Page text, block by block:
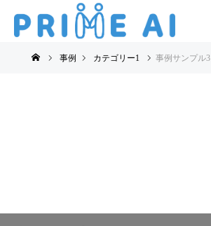
事例 カテゴリー1 事例サンプル3